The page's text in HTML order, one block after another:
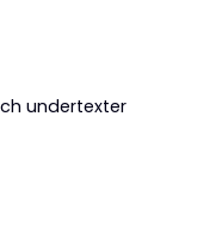
undertexter